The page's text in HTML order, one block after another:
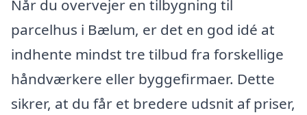
Når du overvejer en tilbygning til
parcelhus i Bælum, er det en god idé at
indhente mindst tre tilbud fra forskellige
håndværkere eller byggefirmaer. Dette
sikrer, at du får et bredere udsnit af priser,